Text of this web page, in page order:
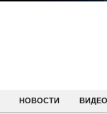
НОВОСТИ ВИДЕО